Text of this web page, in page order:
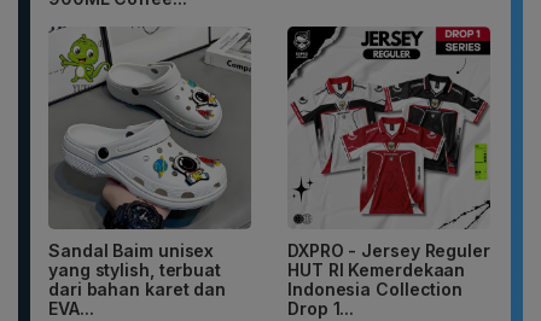
Sandal Baim unisex
yang stylish, terbuat
dari bahan karet dan
EVA...
DXPRO - Jersey Reguler
HUT RI Kemerdekaan
Indonesia Collection
Drop 1...